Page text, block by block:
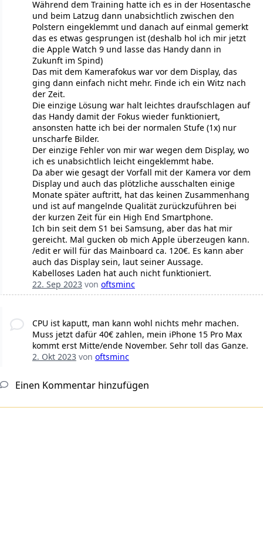
Während dem Training hatte ich es in der Hosentasche
und beim Latzug dann unabsichtlich zwischen den
Polstern eingeklemmt und danach auf einmal gemerkt
das es etwas gesprungen ist (deshalb hol ich mir jetzt
die Apple Watch 9 und lasse das Handy dann in
Zukunft im Spind)
Das mit dem Kamerafokus war vor dem Display, das
ging dann einfach nicht mehr. Finde ich ein Witz nach
der Zeit.
Die einzige Lösung war halt leichtes draufschlagen auf
das Handy damit der Fokus wieder funktioniert,
ansonsten hatte ich bei der normalen Stufe (1x) nur
unscharfe Bilder.
Der einzige Fehler von mir war wegen dem Display, wo
ich es unabsichtlich leicht eingeklemmt habe.
Da aber wie gesagt der Vorfall mit der Kamera vor dem
Display und auch das plötzliche ausschalten einige
Monate später auftritt, hat das keinen Zusammenhang
und ist auf mangelnde Qualität zurückzuführen bei
der kurzen Zeit für ein High End Smartphone.
Ich bin seit dem S1 bei Samsung, aber das hat mir
gereicht. Mal gucken ob mich Apple überzeugen kann.
/edit er will für das Mainboard ca. 120€. Es kann aber
auch das Display sein, laut seiner Aussage.
Kabelloses Laden hat auch nicht funktioniert.
22. Sep 2023von oftsminc
CPU ist kaputt, man kann wohl nichts mehr machen.
Muss jetzt dafür 40€ zahlen, mein iPhone 15 Pro Max
kommt erst Mitte/ende November. Sehr toll das Ganze.
2. Okt 2023von oftsminc
Einen Kommentar hinzufügen